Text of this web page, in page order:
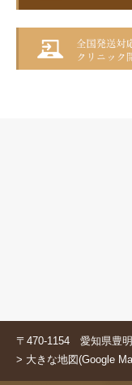
〒470-1154 愛知県豊
> 大きな地図(Google